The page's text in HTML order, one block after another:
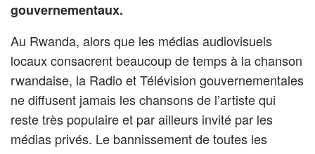
gouvernementaux.
Au Rwanda, alors que les médias audiovisuels
locaux consacrent beaucoup de temps à la chanson
rwandaise, la Radio et Télévision gouvernementales
ne diffusent jamais les chansons de l’artiste qui
reste très populaire et par ailleurs invité par les
médias privés. Le bannissement de toutes les